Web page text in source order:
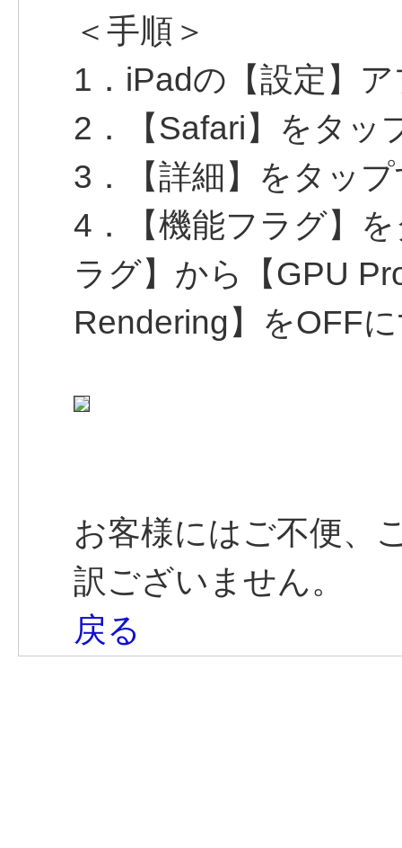
＜手順＞
1．iPadの【設定】
2．【Safari】をタッ
3．【詳細】をタッ
4．【機能フラグ】
ラグ】から【GPU
Rendering】をOFF
お客様にはご不便、
訳ございません。
戻る